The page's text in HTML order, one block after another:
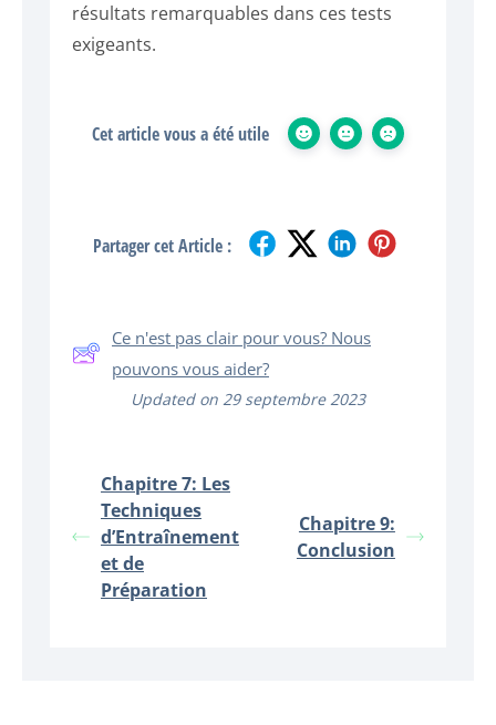
résultats remarquables dans ces tests
exigeants.
Cet article vous a été utile
Partager cet Article :
Ce n'est pas clair pour vous? Nous
pouvons vous aider?
Updated on 29 septembre 2023
Chapitre 7: Les
Techniques
d’Entraînement
et de
Préparation
Chapitre 9:
Conclusion